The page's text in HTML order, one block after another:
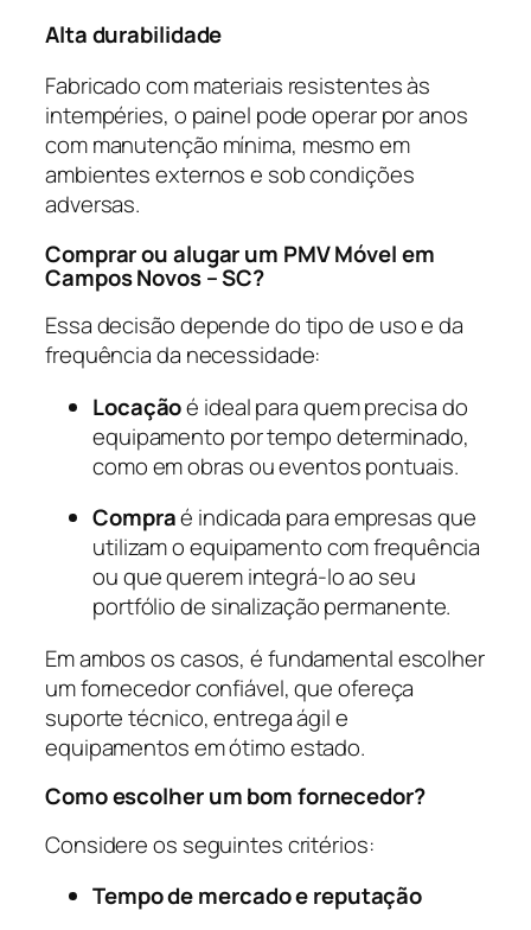
Alta durabilidade
Fabricado com materiais resistentes às
intempéries, o painel pode operar por anos
com manutenção mínima, mesmo em
ambientes externos e sob condições
adversas.
Comprar ou alugar um PMV Móvel em
Campos Novos – SC?
Essa decisão depende do tipo de uso e da
frequência da necessidade:
Locaçãoé ideal para quem precisa do
equipamento por tempo determinado,
como em obras ou eventos pontuais.
Compraé indicada para empresas que
utilizam o equipamento com frequência
ou que querem integrá-lo ao seu
portfólio de sinalização permanente.
Em ambos os casos, é fundamental escolher
um fornecedor confiável, que ofereça
suporte técnico, entrega ágil e
equipamentos em ótimo estado.
Como escolher um bom fornecedor?
Considere os seguintes critérios:
Tempo de mercado e reputação